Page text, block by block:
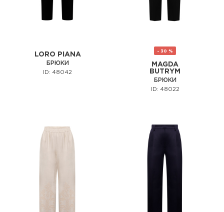
LORO PIANA
БРЮКИ
ID: 48042
- 30 %
MAGDA
BUTRYM
БРЮКИ
ID: 48022